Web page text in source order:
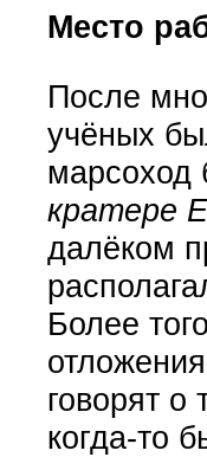
Место
После
учёных
марсоход
кратере
далёком
Более
говорят о
когда-то